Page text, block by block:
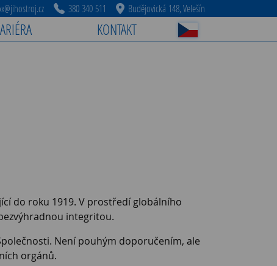
380 340 511 Budějovická 148, Velešín
KONTAKT
do roku 1919. V prostředí globálního
integritou.
Není pouhým doporučením, ale
orgánů.